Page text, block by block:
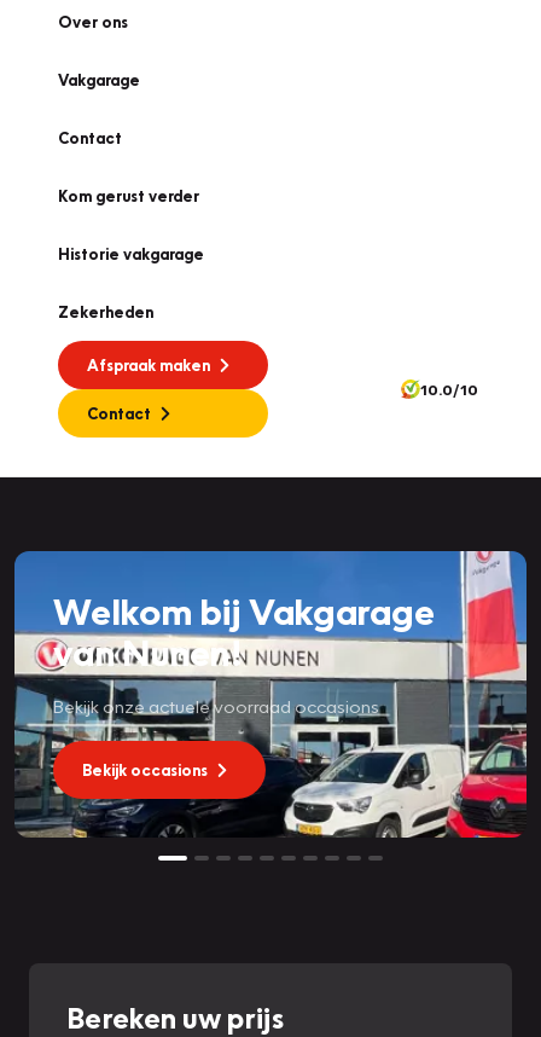
Over ons
Vakgarage
Contact
Kom gerust verder
Historie vakgarage
Zekerheden
Afspraak maken
Contact
10.0/10
Welkom bij Vakgarage
van Nunen!
Bekijk onze actuele voorraad occasions
Bekijk occasions
Bereken uw prijs